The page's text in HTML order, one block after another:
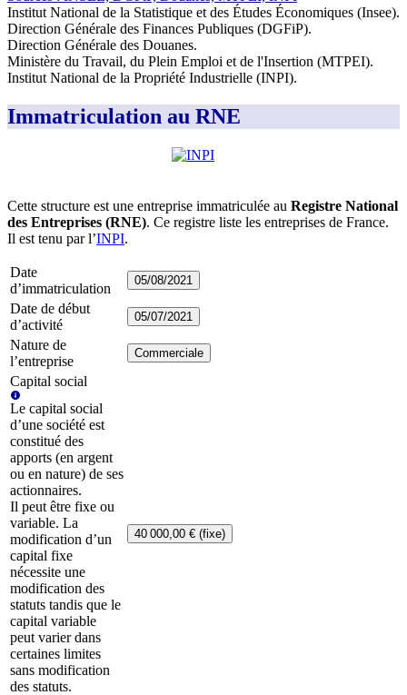
Institut National de la Statistique et des Études Économiques (Insee).
Direction Générale des Finances Publiques (DGFiP).
Direction Générale des Douanes.
Ministère du Travail, du Plein Emploi et de l'Insertion (MTPEI).
Institut National de la Propriété Industrielle (INPI).
Immatriculation au RNE
Cette structure est une entreprise immatriculée au Registre National
des Entreprises (RNE). Ce registre liste les entreprises de France.
Il est tenu par l’INPI.
Date
d’immatriculation
05/08/2021
Date de début
d’activité
05/07/2021
Nature de
l’entreprise
Commerciale
Capital social
Le capital social
d’une société est
constitué des
apports (en argent
ou en nature) de ses
actionnaires.
Il peut être fixe ou
variable. La
modification d’un
capital fixe
nécessite une
modification des
statuts tandis que le
capital variable
peut varier dans
certaines limites
sans modification
des statuts.
40 000,00 € (fixe)